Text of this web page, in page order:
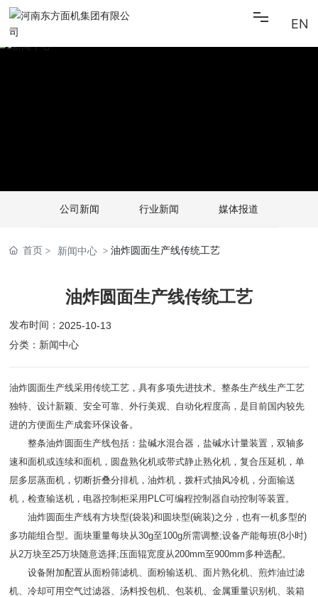
EN
公司新闻 行业新闻 媒体报道
首页 新闻中心 油炸圆面生产线传统工艺
油炸圆面生产线传统工艺
发布时间： 2025-10-13
分类： 新闻中心
油炸圆面生产线采用传统工艺，具有多项先进技术。整条生产线生产工艺
独特、设计新颖、安全可靠、外行美观、自动化程度高，是目前国内较先
进的方便面生产成套环保设备。
整条油炸圆面生产线包括：盐碱水混合器，盐碱水计量装置，双轴多
速和面机或连续和面机，圆盘熟化机或带式静止熟化机，复合压延机，单
层多层蒸面机，切断折叠分排机，油炸机，拨杆式抽风冷机，分面输送
机，检查输送机，电器控制柜采用PLC可编程控制器自动控制等装置。
油炸圆面生产线有方块型(袋装)和圆块型(碗装)之分，也有一机多型的
多功能组合型。面块重量每块从30g至100g所需调整;设备产能每班(8小时)
从2万块至25万块随意选择;压面辊宽度从200mm至900mm多种选配。
设备附加配置从面粉筛滤机、面粉输送机、面片熟化机、煎炸油过滤
机、冷却可用空气过滤器、汤料投包机、包装机、金属重量识别机、装箱